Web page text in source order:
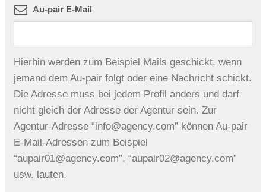
Au-pair E-Mail
Hierhin werden zum Beispiel Mails geschickt, wenn
jemand dem Au-pair folgt oder eine Nachricht schickt.
Die Adresse muss bei jedem Profil anders und darf
nicht gleich der Adresse der Agentur sein. Zur
Agentur-Adresse “info@agency.com” können Au-pair
E-Mail-Adressen zum Beispiel
“aupair01@agency.com”, “aupair02@agency.com”
usw. lauten.